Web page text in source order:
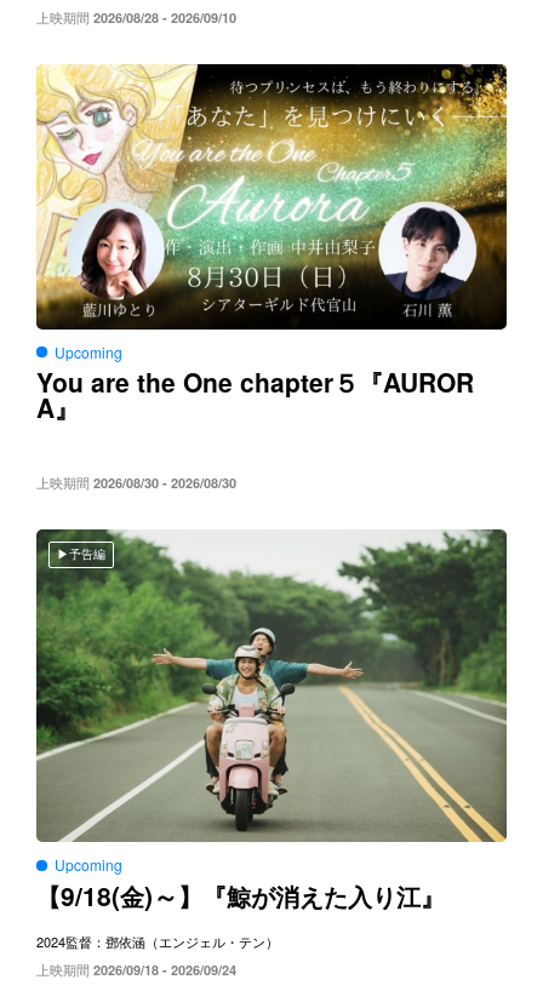
上映期間 2026/08/28 - 2026/09/10
Upcoming
You are the One chapter５ 『AUROR
A』
上映期間 2026/08/30 - 2026/08/30
予告編
Upcoming
【9/18(金)～】『鯨が消えた入り江』
2024監督：鄧依涵（エンジェル・テン）
上映期間 2026/09/18 - 2026/09/24